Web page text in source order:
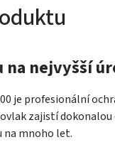
na nejvyšší
je profesionální
zajistí
mnoho let.